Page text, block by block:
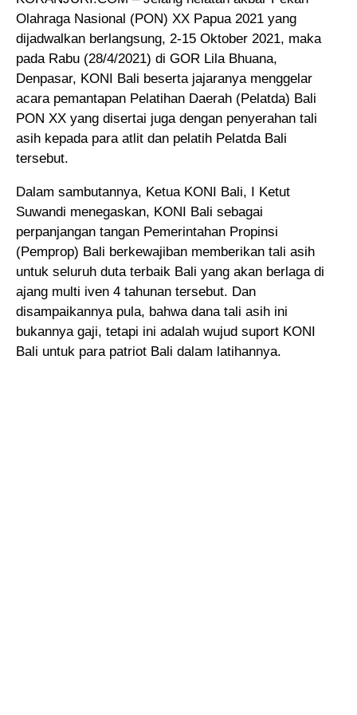
Olahraga Nasional (PON) XX Papua 2021 yang
dijadwalkan berlangsung, 2-15 Oktober 2021, maka
pada Rabu (28/4/2021) di GOR Lila Bhuana,
Denpasar, KONI Bali beserta jajaranya menggelar
acara pemantapan Pelatihan Daerah (Pelatda) Bali
PON XX yang disertai juga dengan penyerahan tali
asih kepada para atlit dan pelatih Pelatda Bali
tersebut.
Dalam sambutannya, Ketua KONI Bali, I Ketut
Suwandi menegaskan, KONI Bali sebagai
perpanjangan tangan Pemerintahan Propinsi
(Pemprop) Bali berkewajiban memberikan tali asih
untuk seluruh duta terbaik Bali yang akan berlaga di
ajang multi iven 4 tahunan tersebut. Dan
disampaikannya pula, bahwa dana tali asih ini
bukannya gaji, tetapi ini adalah wujud suport KONI
Bali untuk para patriot Bali dalam latihannya.